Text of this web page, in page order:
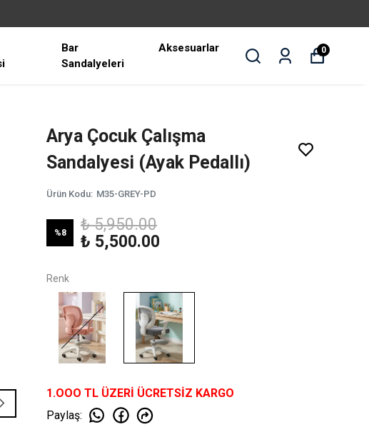
Bar
Sandalyeleri
Aksesuarlar 0
Arya Çocuk Çalışma
Sandalyesi (Ayak Pedallı)
Ürün Kodu: M35-GREY-PD
%8
₺ 5,950.00
₺ 5,500.00
Renk
1.OOO TL ÜZERİ ÜCRETSİZ KARGO
Paylaş: